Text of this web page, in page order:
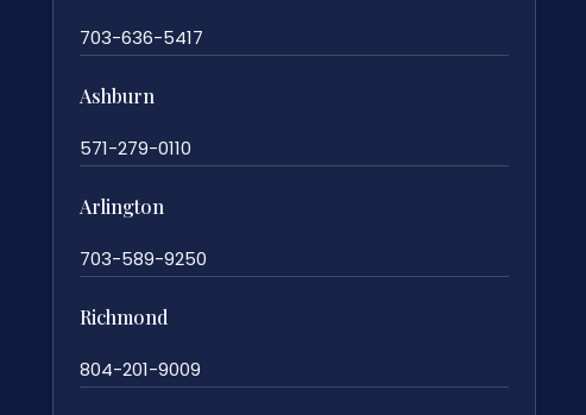
703-636-5417
Ashburn
571-279-0110
Arlington
703-589-9250
Richmond
804-201-9009